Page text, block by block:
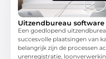
Uitzendbureau software
Een goedlopend
succesvolle plaatsingen van
belangrijk zijn de processen
urenregistratie,